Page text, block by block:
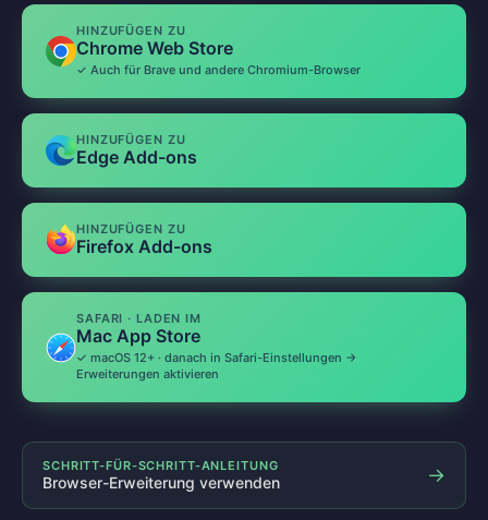
HINZUFÜGEN ZU
Chrome Web Store
✓ Auch für Brave und andere Chromium-Browser
HINZUFÜGEN ZU
Edge Add-ons
HINZUFÜGEN ZU
Firefox Add-ons
SAFARI · LADEN IM
Mac App Store
✓ macOS 12+ · danach in Safari-Einstellungen →
Erweiterungen aktivieren
SCHRITT-FÜR-SCHRITT-ANLEITUNG
Browser-Erweiterung verwenden →